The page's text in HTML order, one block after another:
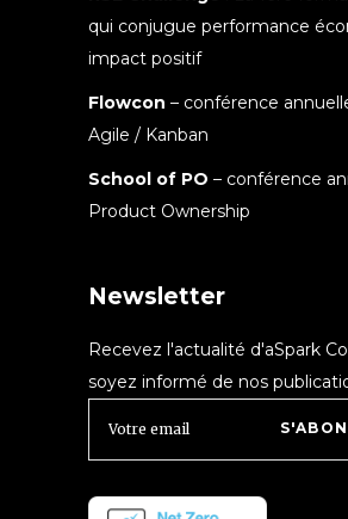
qui conjugue performance
impact positif
Flowcon – conférence
Agile / Kanban
School of PO – conférence
Product Ownership
Newsletter
Recevez l'actualité d'aSpark
soyez informé de nos